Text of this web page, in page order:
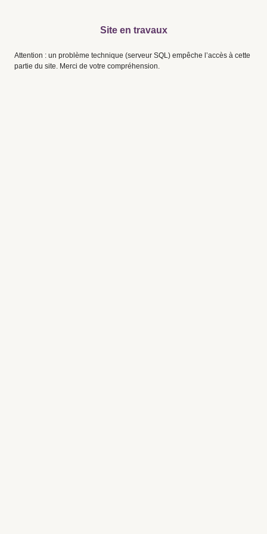
Site en travaux
Attention : un problème technique (serveur SQL) empêche l’accès à cette
partie du site. Merci de votre compréhension.